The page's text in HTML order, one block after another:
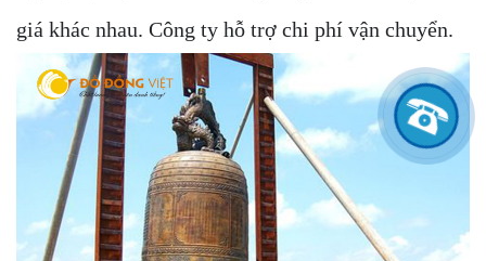
giá khác nhau. Công ty hỗ trợ chi phí vận chuyển.